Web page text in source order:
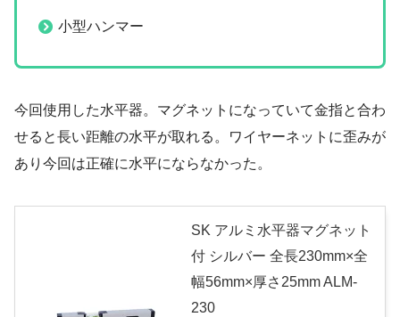
小型ハンマー
今回使用した水平器。マグネットになっていて金指と合わ
せると長い距離の水平が取れる。ワイヤーネットに歪みが
あり今回は正確に水平にならなかった。
SK アルミ水平器マグネット
付 シルバー 全長230mm×全
幅56mm×厚さ25mm ALM-
230